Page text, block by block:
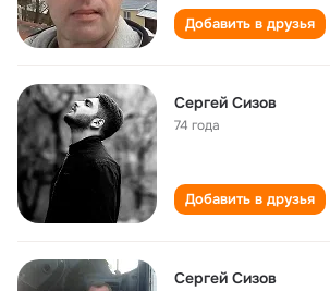
Добавить в друзья
Сергей Сизов
74 года
Добавить в друзья
Сергей Сизов